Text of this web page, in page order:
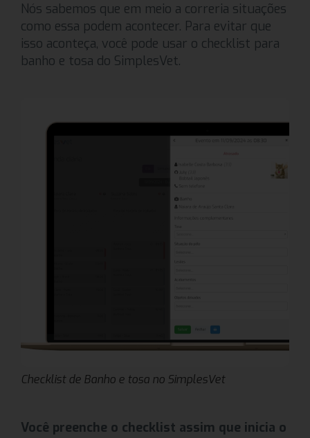
Nós sabemos que em meio a correria situações
como essa podem acontecer. Para evitar que
isso aconteça, você pode usar o checklist para
banho e tosa do SimplesVet.
Checklist de Banho e tosa no SimplesVet
Você preenche o checklist assim que inicia o